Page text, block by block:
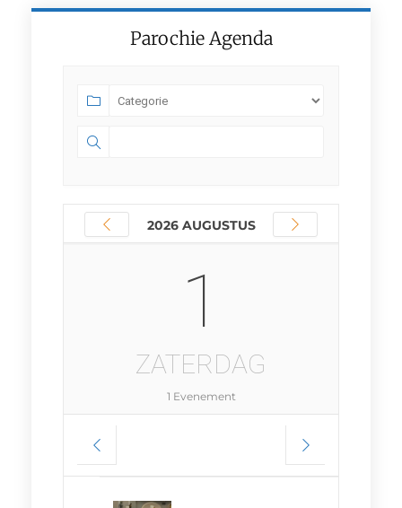
Parochie Agenda
2026 AUGUSTUS
1
ZATERDAG
1 Evenement